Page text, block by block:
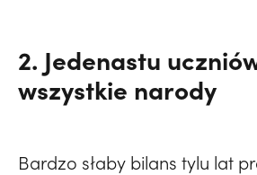
2. Jedenastu
wszystkie narody
Bardzo słaby bilans tylu lat